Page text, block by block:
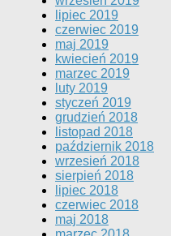
lipiec 2019
czerwiec 2019
maj 2019
kwiecień 2019
marzec 2019
luty 2019
styczeń 2019
grudzień 2018
listopad 2018
październik 2018
wrzesień 2018
sierpień 2018
lipiec 2018
czerwiec 2018
maj 2018